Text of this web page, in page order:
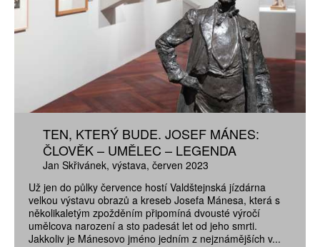
TEN, KTERÝ BUDE. JOSEF MÁNES:
ČLOVĚK – UMĚLEC – LEGENDA
Jan Skřivánek výstava červen 2023
Už jen do půlky července hostí Valdštejnská jízdárna
velkou výstavu obrazů a kreseb Josefa Mánesa, která s
několikaletým zpožděním připomíná dvousté výročí
umělcova narození a sto padesát let od jeho smrti.
Jakkoliv je Mánesovo jméno jedním z nejznámějších v...